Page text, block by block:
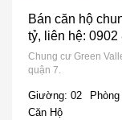
Bán căn hộ
tỷ, liên hệ:
Chung cư Green
quận 7.
Giường: 02
Căn Hộ